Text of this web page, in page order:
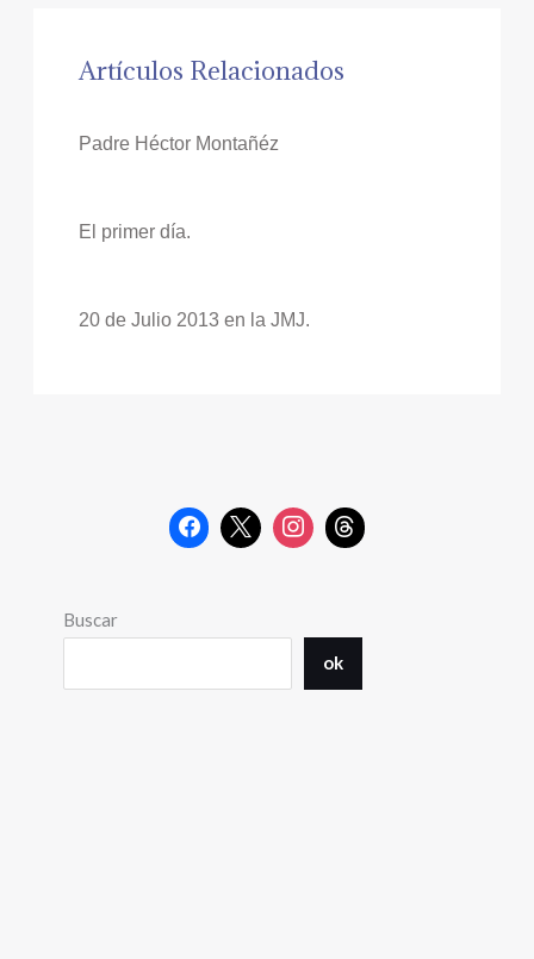
Artículos Relacionados
Padre Héctor Montañéz
El primer día.
20 de Julio 2013 en la JMJ.
Buscar
ok